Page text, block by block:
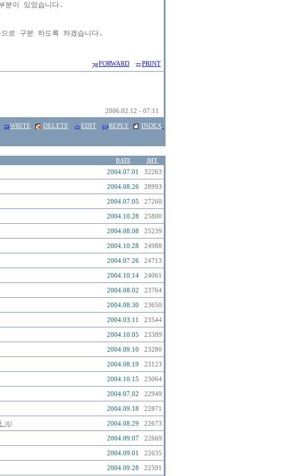
분이 있었습니다.
로 구분 하도록 하겠습니다.
FORWARD PRINT
2006.02.12 - 07:11
WRITE DELETE EDIT REPLY INDEX
DATE HIT
2004.07.01 32263
2004.08.26 28993
2004.07.05 27260
2004.10.28 25800
2004.08.08 25239
2004.10.28 24988
2004.07.26 24713
2004.10.14 24061
2004.08.02 23764
2004.08.30 23650
2004.03.11 23544
2004.10.05 23389
2004.09.10 23280
2004.08.19 23123
2004.10.15 23064
2004.07.02 22949
2004.09.18 22871
[6] 2004.08.29 22673
2004.09.07 22669
2004.09.01 22635
2004.09.28 22591